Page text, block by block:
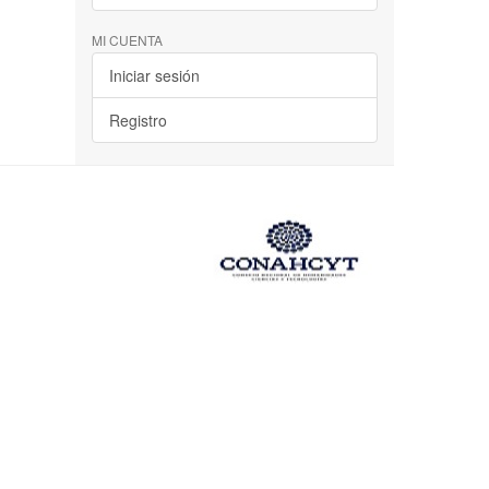
MI CUENTA
Iniciar sesión
Registro